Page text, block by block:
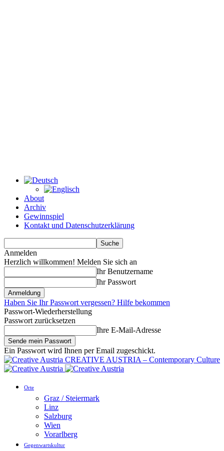
About
Archiv
Gewinnspiel
Kontakt und Datenschutzerklärung
Anmelden
Herzlich willkommen! Melden Sie sich an
Ihr Benutzername
Ihr Passwort
Haben Sie Ihr Passwort vergessen? Hilfe bekommen
Passwort-Wiederherstellung
Passwort zurücksetzen
Ihre E-Mail-Adresse
Ein Passwort wird Ihnen per Email zugeschickt.
CREATIVE AUSTRIA – Contemporary Culture
Orte
Graz / Steiermark
Linz
Salzburg
Wien
Vorarlberg
Gegenwartskultur